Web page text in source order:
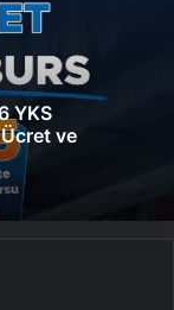
YKS
ve